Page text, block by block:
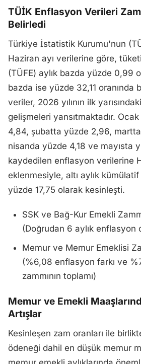
TÜİK Enflasyon Verileri Zam
Belirledi
Türkiye İstatistik Kurumu'nun
Haziran ayı verilerine göre,
(TÜFE) aylık bazda yüzde 0,99
bazda ise yüzde 32,11 oranında
veriler, 2026 yılının ilk
gelişmeleri yansıtmaktadır.
4,84, şubatta yüzde 2,96,
nisanda yüzde 4,18 ve mayısta
kaydedilen enflasyon verilerine
eklenmesiyle, altı aylık
yüzde 17,75 olarak kesinleşti.
SSK ve Bağ-Kur Emekli
(Doğrudan 6 aylık enflasyon
Memur ve Memur Emeklisi
(%6,08 enflasyon farkı ve
zammının toplamı)
Memur ve Emekli
Artışlar
Kesinleşen zam oranları ile
ödeneği dahil en düşük memur